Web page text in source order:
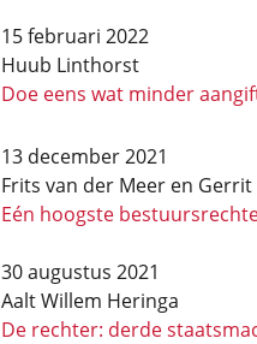
15 februari 2022
Huub Linthorst
Doe eens wat minder
13 december 2021
Frits van der Meer en Gerrit
Eén hoogste
30 augustus 2021
Aalt Willem Heringa
De rechter: derde